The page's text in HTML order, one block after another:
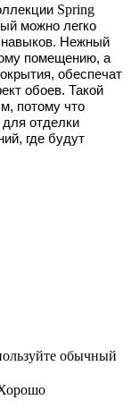
Spring
можно легко
навыков. Нежный
помещению, а
обеспечат
обоев. Такой
потому что
отделки
где будут
обычный